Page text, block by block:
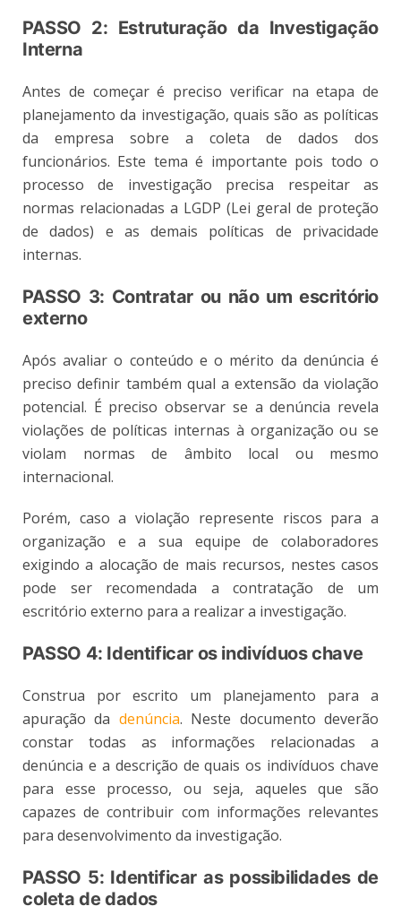
PASSO 2: Estruturação da Investigação
Interna
Antes de começar é preciso verificar na etapa de
planejamento da investigação, quais são as políticas
da empresa sobre a coleta de dados dos
funcionários. Este tema é importante pois todo o
processo de investigação precisa respeitar as
normas relacionadas a LGDP (Lei geral de proteção
de dados) e as demais políticas de privacidade
internas.
PASSO 3: Contratar ou não um escritório
externo⁣
Após avaliar o conteúdo e o mérito da denúncia é
preciso definir também qual a extensão da violação
potencial. É preciso observar se a denúncia revela
violações de políticas internas à organização ou se
violam normas de âmbito local ou mesmo
internacional.
Porém, caso a violação represente riscos para a
organização e a sua equipe de colaboradores
exigindo a alocação de mais recursos, nestes casos
pode ser recomendada a contratação de um
escritório externo para a realizar a investigação.
PASSO 4: Identificar os indivíduos chave
Construa por escrito um planejamento para a
apuração da denúncia. Neste documento deverão
constar todas as informações relacionadas a
denúncia e a descrição de quais os indivíduos chave
para esse processo, ou seja, aqueles que são
capazes de contribuir com informações relevantes
para desenvolvimento da investigação.
PASSO 5: Identificar as possibilidades de
coleta de dados